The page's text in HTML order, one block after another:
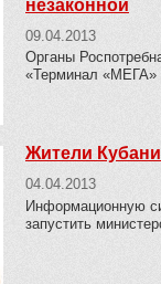
незаконной
09.04.2013
Органы
«Терминал «МЕГА»
Жители
04.04.2013
Информационную
запустить